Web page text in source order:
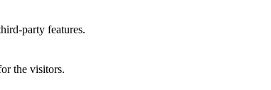
party features.
the visitors.